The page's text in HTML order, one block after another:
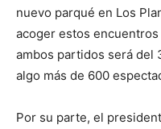
nuevo parqué en Los
acoger estos
ambos partidos será del
algo más de 600
Por su parte, el